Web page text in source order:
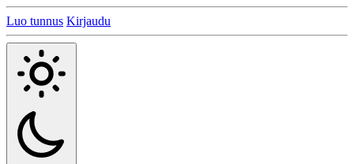
Luo tunnus Kirjaudu